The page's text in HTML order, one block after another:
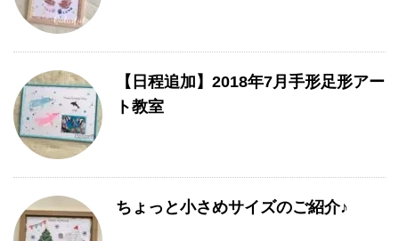
【日程追加】2018年7月手形足形アー
ト教室
ちょっと小さめサイズのご紹介♪